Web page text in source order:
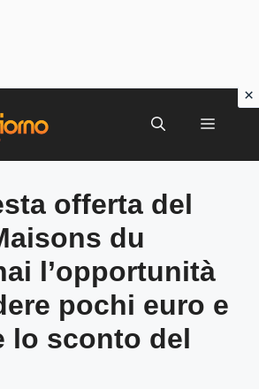
MENU
offerta del
du
l’opportunità
pochi euro e
lo sconto del